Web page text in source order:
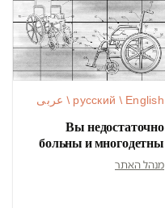
русский / English / عربى
Вы недостаточно
больны и многодетны
מנהל האתר